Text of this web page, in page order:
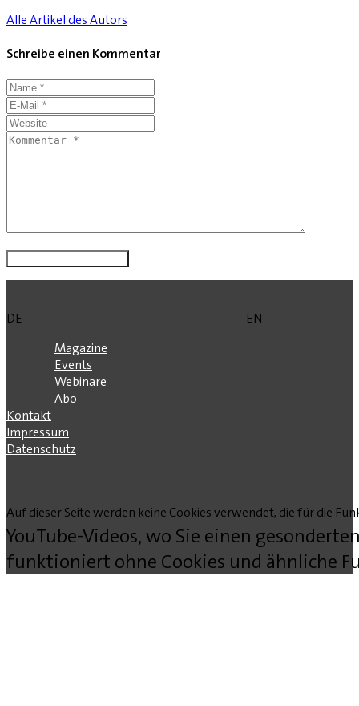
Alle Artikel des Autors
Schreibe einen Kommentar
DE
EN
Magazine
Events
Webinare
Abo
Kontakt
Impressum
Datenschutz
Auf dieser Seite werden keine Cookies verwendet, die für die
YouTube-Videos, wo Sie einen
funktioniert ohne Cookies und ähnliche